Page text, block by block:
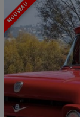
NOUVEAU